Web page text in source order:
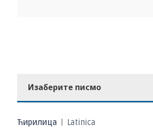
Изаберите писмо
Ћирилица Latinica